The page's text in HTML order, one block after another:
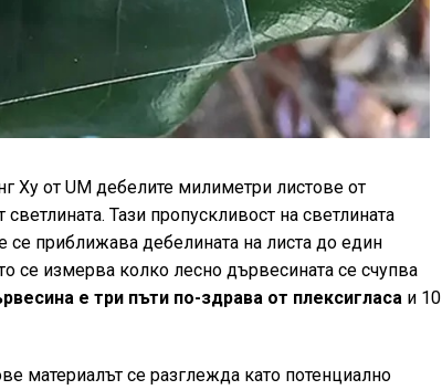
Ху от UM дебелите милиметри листове от
Тази пропускливост на светлината
се приближава дебелината на листа до един
се измерва колко лесно дървесината се счупва
е три пъти по-здрава от плексигласа и 10
материалът се разглежда като потенциално